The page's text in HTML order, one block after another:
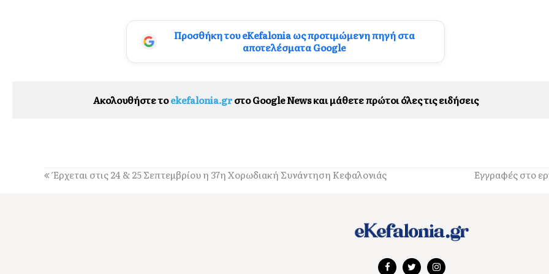
Προσθήκη του eKefalonia ως προτιμώμενη πηγή στα
αποτελέσματα Google
Ακολουθήστε τοekefalonia.grστο Google News και μάθετε πρώτοι όλες τις ειδήσεις
Έρχεται στις 24 & 25 Σεπτεμβρίου η 37η Χορωδιακή Συνάντηση Κεφαλονιάς Εγγραφές στο